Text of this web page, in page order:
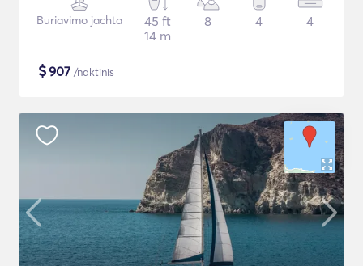
Buriavimo jachta
45 ft
14 m
8 4 4
$907 /naktinis